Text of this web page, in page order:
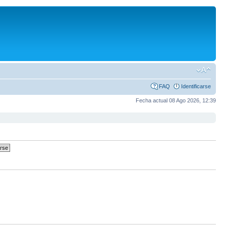
FAQ Identificarse
Fecha actual 08 Ago 2026, 12:39